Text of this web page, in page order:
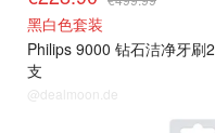
黑白色套装
Philips 9000 钻石洁净牙刷2
支
@dealmoon.de